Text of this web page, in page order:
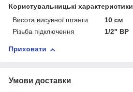
Користувальницькі характеристики
Висота висувної штанги
10 см
Різьба підключення
1/2" ВР
Приховати
Умови доставки